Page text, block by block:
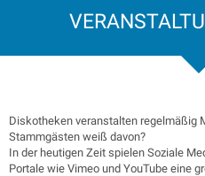
Diskotheken veranstalten regelmäßig
Stammgästen weiß davon?
In der heutigen Zeit spielen Soziale
Portale wie Vimeo und YouTube eine